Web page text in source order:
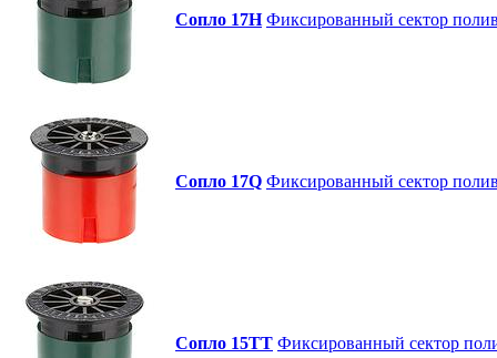
Сопло 17H Фиксированный сектор
Сопло 17Q Фиксированный сектор
Сопло 15ТТ Фиксированный сектор